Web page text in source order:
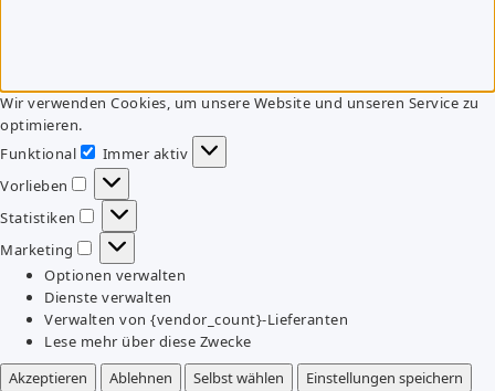
Wir verwenden Cookies, um unsere Website und unseren Service zu
optimieren.
Funktional
Funktional
Immer aktiv
Vorlieben
Vorlieben
Statistiken
Statistiken
Marketing
Marketing
Optionen verwalten
Dienste verwalten
Verwalten von {vendor_count}-Lieferanten
Lese mehr über diese Zwecke
Akzeptieren
Ablehnen Selbst wählen
Einstellungen speichern